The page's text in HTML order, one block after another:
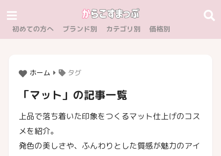
初めての方へ ブランド別 カテゴリ別 価格別
ホーム タグ
「マット」の記事一覧
上品で落ち着いた印象をつくるマット仕上げのコス
メを紹介。
発色の美しさや、ふんわりとした質感が魅力のアイ